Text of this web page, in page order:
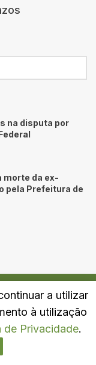
na disputa por
morte da ex-
pela Prefeitura de
de Privacidade
a utilizar
à utilização
de Privacidade.